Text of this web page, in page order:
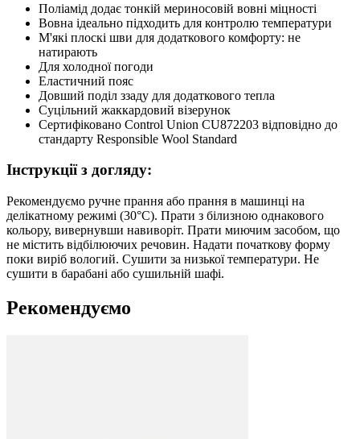
Поліамід додає тонкій мериносовій вовні міцності
Вовна ідеально підходить для контролю температури
М'які плоскі шви для додаткового комфорту: не
натирають
Для холодної погоди
Еластичний пояс
Довший поділ ззаду для додаткового тепла
Суцільний жаккардовий візерунок
Сертифіковано Control Union CU872203 відповідно до
стандарту Responsible Wool Standard
Інструкції з догляду:
Рекомендуємо ручне прання або прання в машинці на
делікатному режимі (30°C). Прати з білизною однакового
кольору, вивернувши навиворіт. Прати миючим засобом, що
не містить відбілюючих речовин. Надати початкову форму
поки виріб вологий. Сушити за низької температури. Не
сушити в барабані або сушильній шафі.
Рекомендуємо